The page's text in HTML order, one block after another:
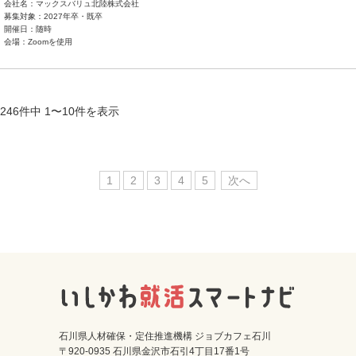
会社名：マックスバリュ北陸株式会社
募集対象：2027年卒・既卒
開催日：随時
会場：Zoomを使用
246件中 1〜10件を表示
1 2 3 4 5 次へ
石川県人材確保・定住推進機構 ジョブカフェ石川
〒920-0935 石川県金沢市石引4丁目17番1号